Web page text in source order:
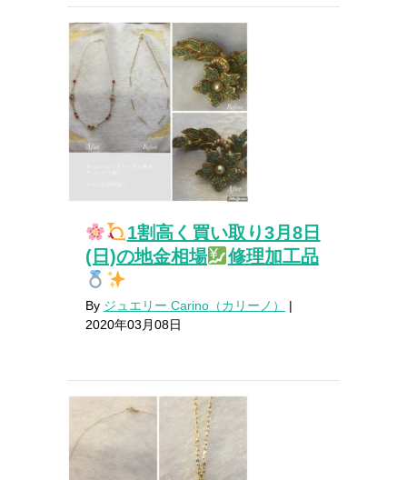
1割高く買い取り3月8日
(日)の地金相場
修理加工品
By ジュエリー Carino（カリーノ）
|
2020年03月08日